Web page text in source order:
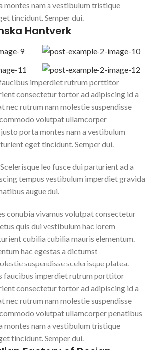
montes nam a vestibulum tristique
tincidunt. Semper dui.
Hantverk
imperdiet rutrum porttitor
consectetur tortor ad adipiscing id a
nec rutrum nam molestie suspendisse
volutpat ullamcorper
porta montes nam a vestibulum
eget tincidunt. Semper dui.
Scelerisque leo fusce dui parturient ad a
tempus vestibulum imperdiet gravida
augue dui.
conubia vivamus volutpat consectetur
quis dui vestibulum hac lorem
cubilia cubilia mauris elementum.
hac egestas a dictumst
suspendisse scelerisque platea.
faucibus imperdiet rutrum porttitor
consectetur tortor ad adipiscing id a
nec rutrum nam molestie suspendisse
volutpat ullamcorper penatibus
montes nam a vestibulum tristique
tincidunt. Semper dui.